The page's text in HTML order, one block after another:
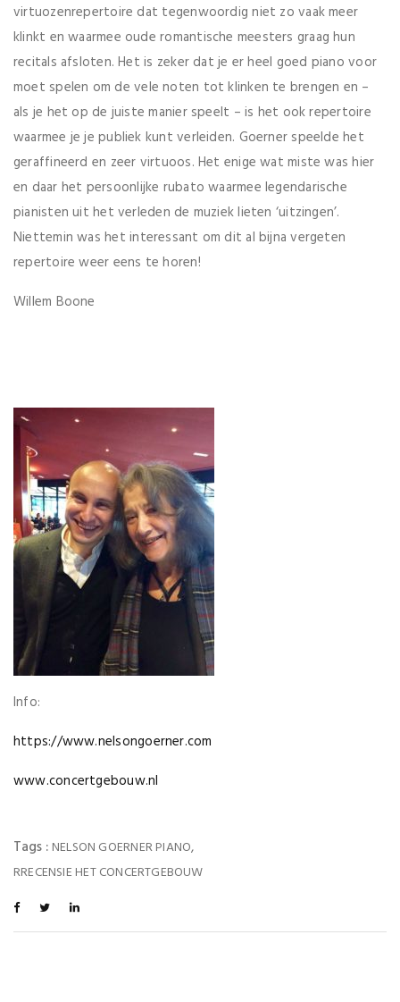
virtuozenrepertoire dat tegenwoordig niet zo vaak meer
klinkt en waarmee oude romantische meesters graag hun
recitals afsloten. Het is zeker dat je er heel goed piano voor
moet spelen om de vele noten tot klinken te brengen en –
als je het op de juiste manier speelt – is het ook repertoire
waarmee je je publiek kunt verleiden. Goerner speelde het
geraffineerd en zeer virtuoos. Het enige wat miste was hier
en daar het persoonlijke rubato waarmee legendarische
pianisten uit het verleden de muziek lieten ‘uitzingen’.
Niettemin was het interessant om dit al bijna vergeten
repertoire weer eens te horen!
Willem Boone
Info:
https://www.nelsongoerner.com
www.concertgebouw.nl
Tags : NELSON GOERNER PIANO,
RRECENSIE HET CONCERTGEBOUW